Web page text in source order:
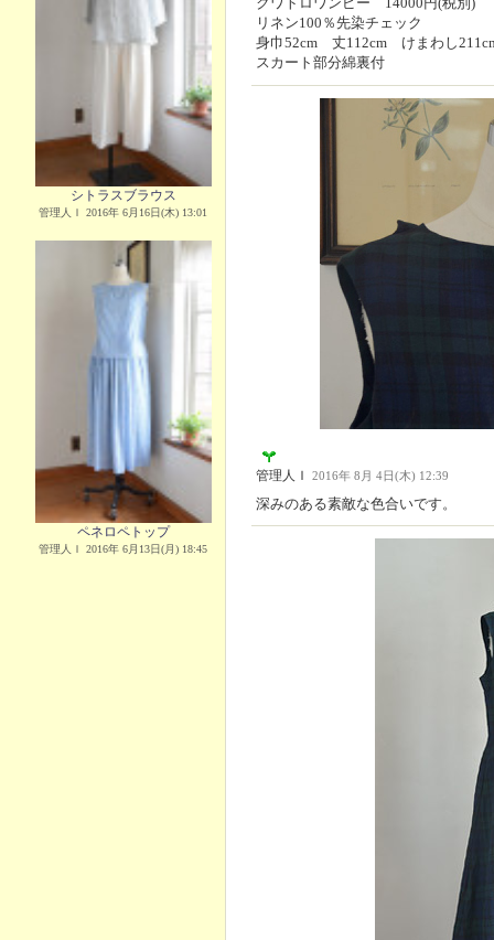
シトラスブラウス
管理人Ｉ 2016年 6月16日(木) 13:01
ペネロペトップ
管理人Ｉ 2016年 6月13日(月) 18:45
リネン100％先染チェック
身巾52cm 丈112cm けまわし
スカート部分綿裏付
管理人Ｉ 2016年 8月 4日(木) 12:39
深みのある素敵な色合いです。